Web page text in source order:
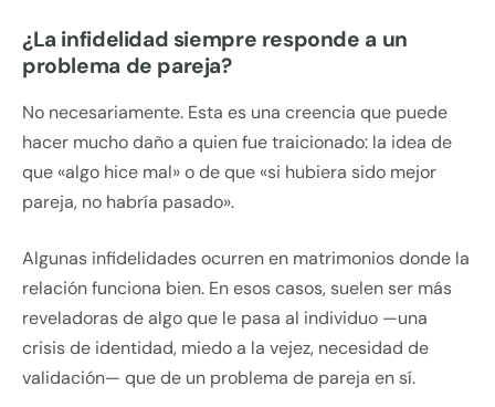
¿La infidelidad siempre responde a un
problema de pareja?
No necesariamente. Esta es una creencia que puede
hacer mucho daño a quien fue traicionado: la idea de
que «algo hice mal» o de que «si hubiera sido mejor
pareja, no habría pasado».
Algunas infidelidades ocurren en matrimonios donde la
relación funciona bien. En esos casos, suelen ser más
reveladoras de algo que le pasa al individuo —una
crisis de identidad, miedo a la vejez, necesidad de
validación— que de un problema de pareja en sí.